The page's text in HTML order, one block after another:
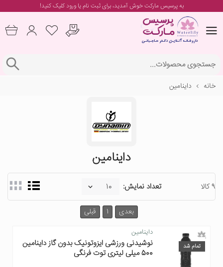
به پرسیس مارکت خوش آمدید، برایثبت نام یا ورودکلیک کنید!
خانه داینامین
داینامین
9 کالا تعداد نمایش:
قبلی 1 بعدی
تمام شد
داینامین
نوشیدنی ورزشی ایزوتونیک بدون گاز داینامین
500 میلی لیتری توت فرنگی